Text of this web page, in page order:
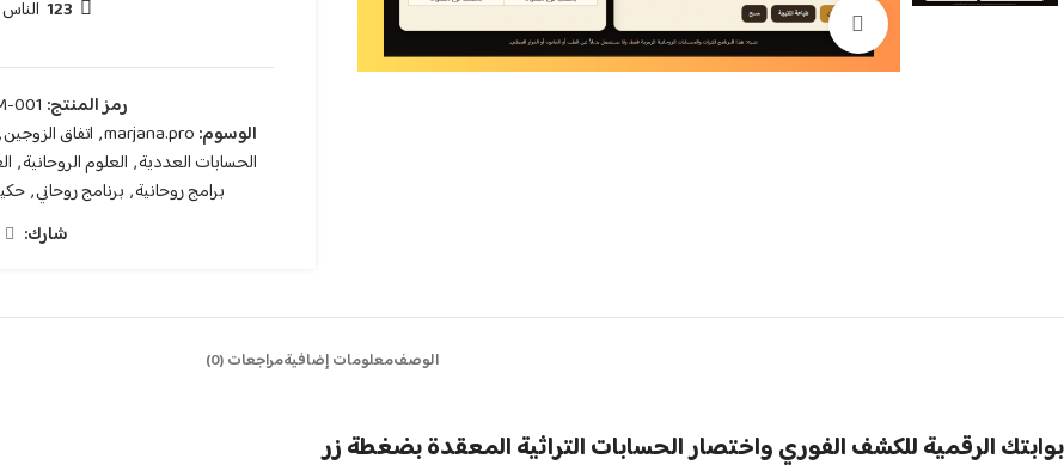
اضغط للتكبير 123
رمز المنتج: 001
الوسوم: marjana.pro
, اتفاق الزوجين,
الحسابات العددية, العلوم الروحانية,
برامج روحانية, برنامج روحاني,
شارك:
الوصفمعلومات إضافيةمراجعات (0)
بوابتك الرقمية للكشف الفوري واختصار الحسابات التراثية المعقدة بضغطة زر